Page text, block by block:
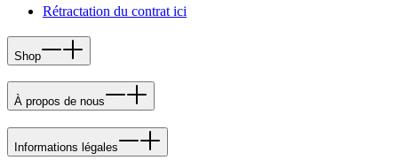
Rétractation du contrat ici
Shop
À propos de nous
Informations légales